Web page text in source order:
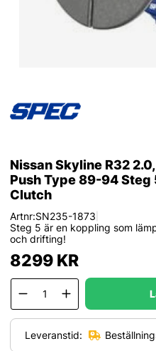
Nissan Skyline R32
Push Type 89-94 Steg
Clutch
Artnr:SN235-1873
Steg 5 är en koppling som
och drifting!
8299KR
Leveranstid: